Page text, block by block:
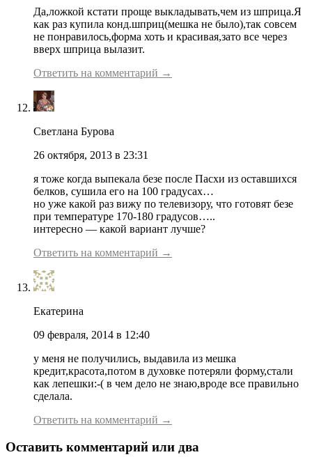
Да,ложкой кстати проще выкладывать,чем из шприца.Я
как раз купила конд.шприц(мешка не было),так совсем
не понравилось,форма хоть и красивая,зато все через
вверх шприца вылазит.
Ответить на комментарий →
Светлана Бурова
26 октября, 2013 в 23:31
я тоже когда выпекала безе после Пасхи из оставшихся
белков, сушила его на 100 градусах…
но уже какой раз вижу по телевизору, что готовят безе
при температуре 170-180 градусов…..
интересно — какой вариант лучше?
Ответить на комментарий →
Екатерина
09 февраля, 2014 в 12:40
у меня не получились, выдавила из мешка
кредит,красота,потом в духовке потеряли форму,стали
как лепешки:-( в чем дело не знаю,вроде все правильно
сделала.
Ответить на комментарий →
Оставить комментарий или два